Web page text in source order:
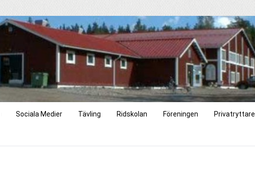
Sociala Medier Tävling Ridskolan Föreningen Privatryttare